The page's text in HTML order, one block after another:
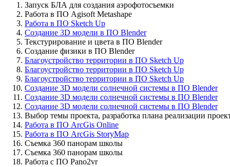
Запуск БЛА для создания аэрофотосъемки
Работа в ПО Agisoft Metashape
Работа в ПО Sketch Up
Создание 3D модели в ПО Blender
Текстурирование и цвета в ПО Blender
Создание физики в ПО Blender
Благоустройство территории в ПО Sketch Up
Благоустройство территории в ПО Sketch Up
Благоустройство территории в ПО Sketch Up
Создание 3D модели солнечной системы в ПО Blender
Создание 3D модели солнечной системы в ПО Blender
Создание 3D модели солнечной системы в ПО Blender
Выбор темы проекта, разработка плана реализации
Работа в ПО ArcGis Online
Работа в ПО ArcGis StoryMap
Съемка 360 панорам школы
Съемка 360 панорам школы
Работа с ПО Pano2vr